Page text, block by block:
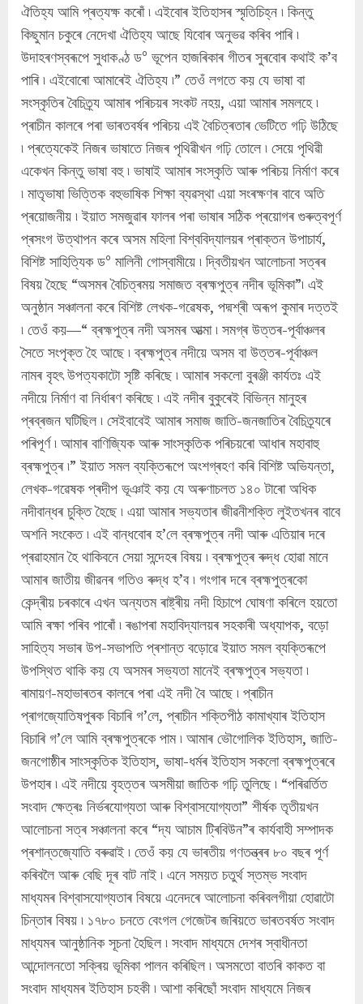
ঐতিহ্য আমি প্ৰত্যক্ষ কৰোঁ ৷ এইবোৰ ইতিহাসৰ স্মৃতিচিহ্ন ৷ কিন্তু
কিছুমান চকুৰে নেদেখা ঐতিহ্য আছে যিবোৰ অনুভৱ কৰিব পাৰি ৷
উদাহৰণস্বৰূপে সুধাকণ্ঠ ড° ভূপেন হাজৰিকাৰ গীতৰ সুৰবোৰ কথাই ক’ব
পাৰি ৷ এইবোৰো আমাৰেই ঐতিহ্য ৷” তেওঁ লগতে কয় যে ভাষা বা
সংস্কৃতিৰ বৈচিত্ৰ্য আমাৰ পৰিচয়ৰ সংকট নহয়, এয়া আমাৰ সমলহে ৷
প্ৰাচীন কালৰে পৰা ভাৰতবৰ্ষৰ পৰিচয় এই বৈচিত্ৰতাৰ ভেটিতে গঢ়ি উঠিছে
৷ প্ৰত্যেকেই নিজৰ ভাষাতে নিজৰ পৃথিৱীখন গঢ়ি তোলে ৷ সেয়ে পৃথিৱী
একেখন কিন্তু ভাষা বহু ৷ ভাষাই আমাৰ সংস্কৃতি আৰু পৰিচয় নিৰ্মাণ কৰে
৷ মাতৃভাষা ভিত্তিক বহুভাষিক শিক্ষা ব্যৱস্থা এয়া সংৰক্ষণৰ বাবে অতি
প্ৰয়োজনীয় ৷ ইয়াত সমজুৱাৰ ফালৰ পৰা ভাষাৰ সঠিক প্ৰয়োগৰ গুৰুত্বপূৰ্ণ
প্ৰসংগ উত্থাপন কৰে অসম মহিলা বিশ্ববিদ্যালয়ৰ প্ৰাক্তন উপাচাৰ্য,
বিশিষ্ট সাহিত্যিক ড° মালিনী গোস্বামীয়ে ৷ দ্বিতীয়খন আলোচনা সত্ৰৰ
বিষয় হৈছে “অসমৰ বৈচিত্ৰময় সমাজত ব্ৰহ্মপুত্ৰ নদীৰ ভূমিকা”৷ এই
অনুষ্ঠান সঞ্চালনা কৰে বিশিষ্ট লেখক-গৱেষক, পদ্মশ্ৰী অৰূপ কুমাৰ দত্তই
৷ তেওঁ কয়—“ ব্ৰহ্মপুত্ৰ নদী অসমৰ আত্মা ৷ সমগ্ৰ উত্তৰ-পূৰ্বাঞ্চলৰ
সৈতে সংপৃক্ত হৈ আছে ৷ ব্ৰহ্মপুত্ৰ নদীয়ে অসম বা উত্তৰ-পূৰ্বাঞ্চল
নামৰ বৃহৎ উপত্যকাটো সৃষ্টি কৰিছে ৷ আমাৰ সকলো বুৰঞ্জী কাৰ্যতঃ এই
নদীয়ে নিৰ্মাণ বা নিৰ্ধাৰণ কৰিছে ৷ এই নদীৰ বুকুৰেই বিভিন্ন মানুহৰ
প্ৰব্ৰজন ঘটিছিল ৷ সেইবাবেই আমাৰ সমাজ জাতি-জনজাতিৰ বৈচিত্ৰ্যৰে
পৰিপূৰ্ণ ৷ আমাৰ বাণিজ্যিক আৰু সাংস্কৃতিক পৰিচয়ৰো আধাৰ মহাবাহু
ব্ৰহ্মপুত্ৰ ৷” ইয়াত সমল ব্যক্তিৰূপে অংশগ্ৰহণ কৰি বিশিষ্ট অভিযন্তা,
লেখক-গৱেষক প্ৰদীপ ভূঞাই কয় যে অৰুণাচলত ১৪০ টাৰো অধিক
নদীবান্ধৰ চুক্তি হৈছে ৷ এয়া আমাৰ সভ্যতাৰ জীৱনীশক্তি লুইতখনৰ বাবে
অশনি সংকেত ৷ এই বান্ধবোৰ হ’লে ব্ৰহ্মপুত্ৰ নদী আৰু এতিয়াৰ দৰে
প্ৰৱাহমান হৈ থাকিবনে সেয়া সন্দেহৰ বিষয় ৷ ব্ৰহ্মপুত্ৰ ৰুদ্ধ হোৱা মানে
আমাৰ জাতীয় জীৱনৰ গতিও ৰুদ্ধ হ’ব ৷ গংগাৰ দৰে ব্ৰহ্মপুত্ৰকো
কেন্দ্ৰীয় চৰকাৰে এখন অন্যতম ৰাষ্ট্ৰীয় নদী হিচাপে ঘোষণা কৰিলে হয়তো
আমি ৰক্ষা পৰিব পাৰোঁ ৷ ৰঙাপৰা মহাবিদ্যালয়ৰ সহকাৰী অধ্যাপক, বড়ো
সাহিত্য সভাৰ উপ-সভাপতি প্ৰশান্ত বড়োৱে ইয়াত সমল ব্যক্তিৰূপে
উপস্থিত থাকি কয় যে অসমৰ সভ্যতা মানেই ব্ৰহ্মপুত্ৰ সভ্যতা ৷
ৰামায়ণ-মহাভাৰতৰ কালৰে পৰা এই নদী বৈ আছে ৷ প্ৰাচীন
প্ৰাগজ্যোতিষপুৰক বিচাৰি গ’লে, প্ৰাচীন শক্তিপীঠ কামাখ্যাৰ ইতিহাস
বিচাৰি গ’লে আমি ব্ৰহ্মপুত্ৰকে পাম ৷ আমাৰ ভৌগোলিক ইতিহাস, জাতি-
জনগোষ্ঠীৰ সাংস্কৃতিক ইতিহাস, ভাষা-ধৰ্মৰ ইতিহাস সকলো ব্ৰহ্মপুত্ৰৰে
উপহাৰ ৷ এই নদীয়ে বৃহত্তৰ অসমীয়া জাতিক গঢ়ি তুলিছে ৷ “পৰিৱৰ্তিত
সংবাদ ক্ষেত্ৰঃ নিৰ্ভৰযোগ্যতা আৰু বিশ্বাসযোগ্যতা” শীৰ্ষক তৃতীয়খন
আলোচনা সত্ৰ সঞ্চালনা কৰে “দ্য আচাম ট্ৰিবিউন”ৰ কাৰ্যবাহী সম্পাদক
প্ৰশান্তজ্যোতি বৰুৱাই ৷ তেওঁ কয় যে ভাৰতীয় গণতন্ত্ৰৰ ৮০ বছৰ পূৰ্ণ
কৰিবলৈ আৰু বেছি দূৰ বাট নাই ৷ এনে সময়ত চতুৰ্থ স্তম্ভ সংবাদ
মাধ্যমৰ বিশ্বাসযোগ্যতাৰ বিষয়ে এনেদৰে আলোচনা কৰিবলগীয়া হোৱাটো
চিন্তাৰ বিষয় ৷ ১৭৮০ চনতে বেংগল গেজেটৰ জৰিয়তে ভাৰতবৰ্ষত সংবাদ
মাধ্যমৰ আনুষ্ঠানিক সূচনা হৈছিল ৷ সংবাদ মাধ্যমে দেশৰ স্বাধীনতা
আন্দোলনতো সক্ৰিয় ভূমিকা পালন কৰিছিল ৷ অসমতো বাতৰি কাকত বা
সংবাদ মাধ্যমৰ ইতিহাস চহকী ৷ আশা কৰিছোঁ সংবাদ মাধ্যমে নিজৰ